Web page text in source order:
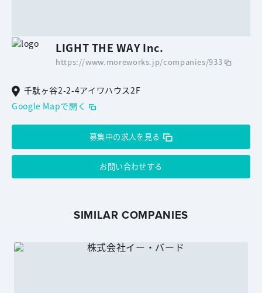
LIGHT THE WAY Inc.
https://www.moreworks.jp/companies/933
千駄ヶ谷2-2-4アイワハウス2F
Google Mapで開く
募集中の求人を見る
お問い合わせする
SIMILAR COMPANIES